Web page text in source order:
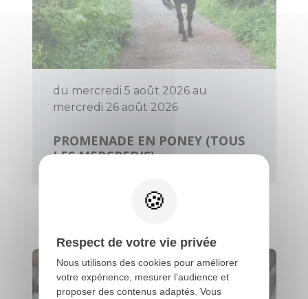
du mercredi 5 août 2026 au
mercredi 26 août 2026
PROMENADE EN PONEY (TOUS
LES MERCREDIS)
Évellys
Respect de votre vie privée
Nous utilisons des cookies pour améliorer
votre expérience, mesurer l'audience et
proposer des contenus adaptés. Vous